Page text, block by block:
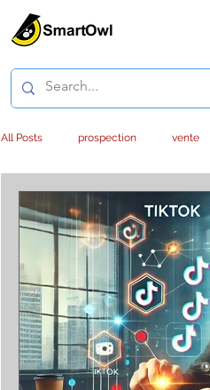
All Posts prospection vente
service client outsourcing